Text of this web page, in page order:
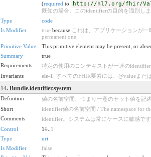
(required to http://hl7.org/fhir/
既知の場合、このidentifierの目的を識別し
Type
code
Is Modifier
truebecause これは、アプリケーションが
permanent one.
Primitive Value
This primitive element may be present, or
Summary
true
Requirements
特定の使用のコンテキストが一連の
Invariants
ele-1 : すべてのFHIR要素には、@valueまた
14. Bundle.identifier.system
Definition
値の名前空間、つまり一意のセット値を記述
Short
identifier値の名前空間 / The namespace for
Comments
identifier。システムは常にケースに敏感です
Control
10.. 1
Type
uri
Is Modifier
false